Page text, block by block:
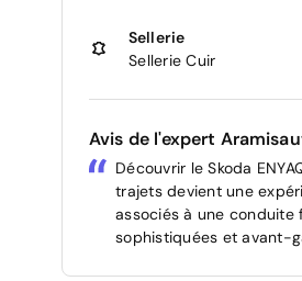
Sellerie
Sellerie Cuir
Avis de l'expert
Découvrir le Skoda
trajets devient une
associés à une
sophistiquées et avant-